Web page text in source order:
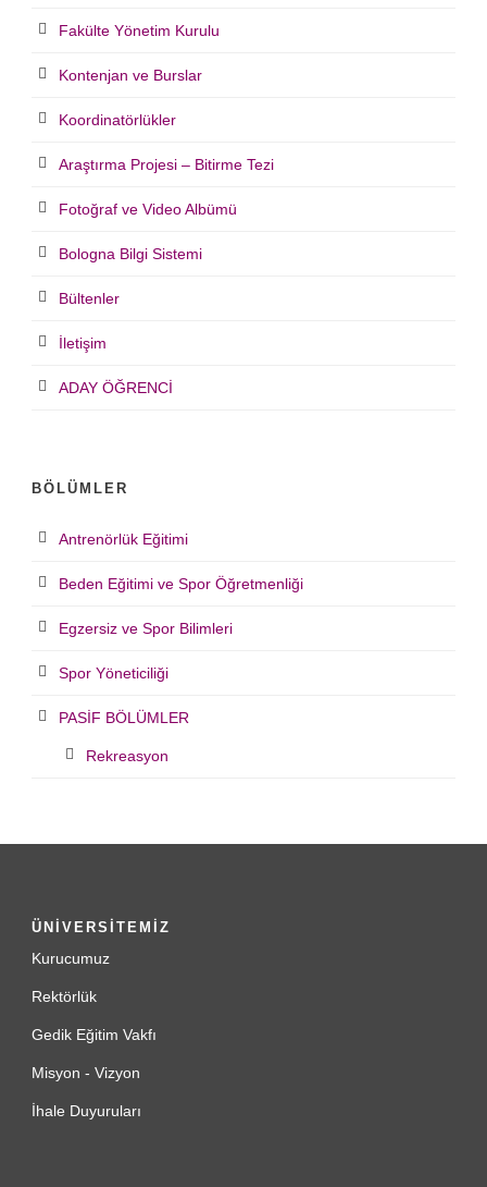
Fakülte Yönetim Kurulu
Kontenjan ve Burslar
Koordinatörlükler
Araştırma Projesi – Bitirme Tezi
Fotoğraf ve Video Albümü
Bologna Bilgi Sistemi
Bültenler
İletişim
ADAY ÖĞRENCİ
BÖLÜMLER
Antrenörlük Eğitimi
Beden Eğitimi ve Spor Öğretmenliği
Egzersiz ve Spor Bilimleri
Spor Yöneticiliği
PASİF BÖLÜMLER
Rekreasyon
ÜNİVERSİTEMİZ
Kurucumuz
Rektörlük
Gedik Eğitim Vakfı
Misyon - Vizyon
İhale Duyuruları